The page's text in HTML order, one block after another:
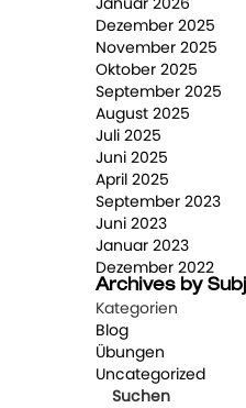
Dezember 2025
November 2025
Oktober 2025
September 2025
August 2025
Juli 2025
Juni 2025
April 2025
September 2023
Juni 2023
Januar 2023
Dezember 2022
Archives by
Kategorien
Blog
Übungen
Uncategorized
Suchen